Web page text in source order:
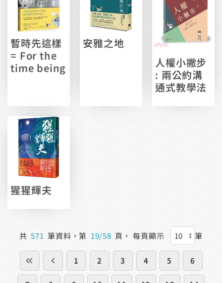
暫時先這樣
= For the
time being
安雅之地
人權小撇步
: 兩公約溝
通式教學法
猩猩輝夫
共 571 筆資料，第 19/58 頁， 每頁顯示 筆
1 2 3 4 5 6